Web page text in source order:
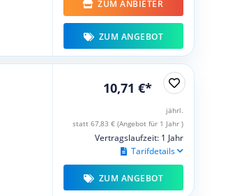
ZUM ANBIETER
ZUM ANGEBOT
10,71 €*
jährl.
statt 67,83 € (Angebot für 1 Jahr )
Vertragslaufzeit: 1 Jahr
Tarifdetails
ZUM ANGEBOT